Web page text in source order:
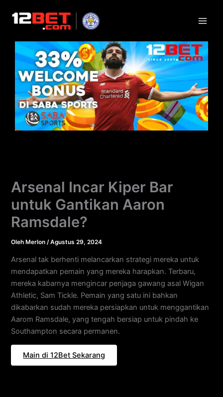
Arsenal Incar Kiper Bar
untuk Gantikan Aaron
Ramsdale?
OlehMerlon /Agustus 29, 2024
Arsenal tak berhenti melancarkan strategi mereka untuk
mendapatkan pemain yang mereka harapkan. Terbaru,
mereka kabarnya mengincar penjaga gawang asal Wigan
Athletic, Sam Tickle. Pemain yang satu ini bahkan
dikabarkan sudah mereka persiapkan untuk menggantikan
Aarom Ramsdale, yang tengah bersiap untuk pindah ke
Southampton secara permanen.
Main di 12Bet Sekarang